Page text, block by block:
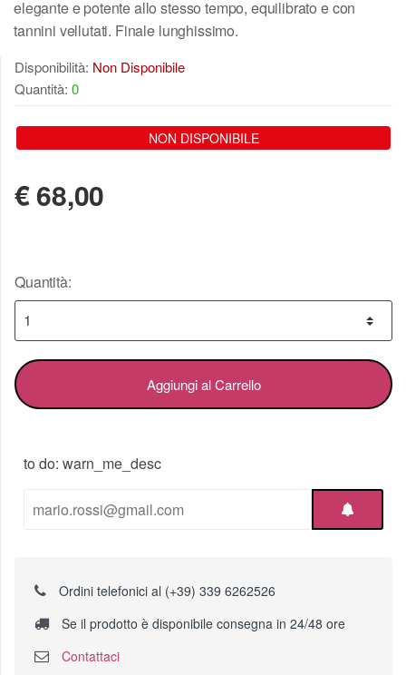
elegante e potente allo stesso tempo, equilibrato e con
tannini vellutati. Finale lunghissimo.
Disponibilità: Non Disponibile
Quantità: 0
NON DISPONIBILE
€68,00
Quantità:
Aggiungi al Carrello
to do: warn_me_desc
Ordini telefonici al (+39) 339 6262526
Se il prodotto è disponibile consegna in 24/48 ore
Contattaci